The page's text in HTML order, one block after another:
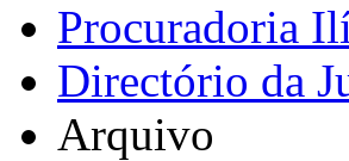
Procuradoria
Directório da
Arquivo